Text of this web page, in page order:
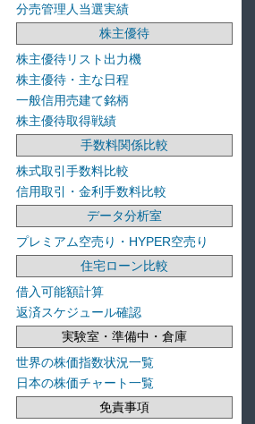
分売管理人当選実績
株主優待
株主優待リスト出力機
株主優待・主な日程
一般信用売建て銘柄
株主優待取得戦績
手数料関係比較
株式取引手数料比較
信用取引・金利手数料比較
データ分析室
プレミアム空売り・HYPER空売り
住宅ローン比較
借入可能額計算
返済スケジュール確認
実験室・準備中・倉庫
世界の株価指数状況一覧
日本の株価チャート一覧
免責事項